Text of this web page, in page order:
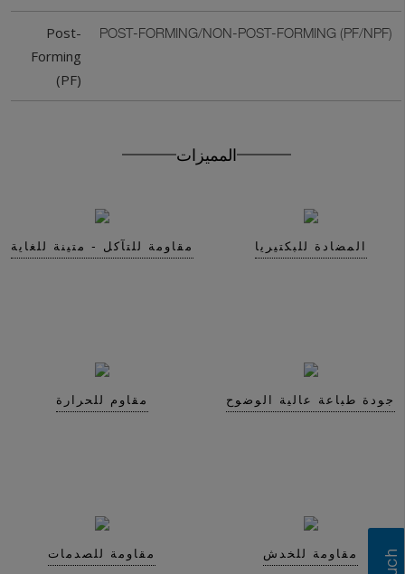
POST-FORMING/NON-POST-FORMING (PF/NPF)
Post-
Forming
(PF)
المميزات
مقاومة للتآكل - متينة للغاية المضادة للبكتيريا
مقاوم للحرارة جودة طباعة عالية الوضوح
مقاومة للصدمات مقاومة للخدش